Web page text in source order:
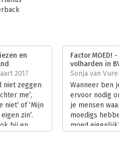
en
2017
niet zeggen:
me’,
of ‘Mijn
zin’.
bij en
Factor MOED! -
volharden in BV
Sonja van Vuren |
Wanneer ben je
ervoor nodig om
je mensen
moedigs hebben
moed eigenlijk?